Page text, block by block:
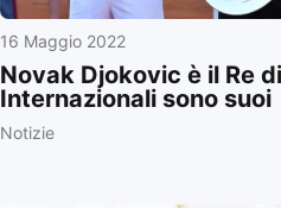
16 Maggio 2022
Novak Djokovic è il Re
Internazionali sono suoi
Notizie